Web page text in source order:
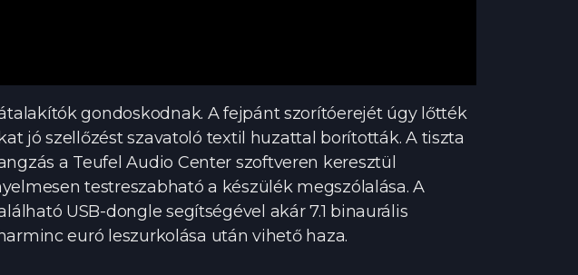
gondoskodnak. A fejpánt szorítóerejét úgy lőtték
jó szellőzést szavatoló textil huzattal borították. A tiszta
a Teufel Audio Center szoftveren keresztül
testreszabható a készülék megszólalása. A
USB-dongle segítségével akár 7.1 binaurális
euró leszurkolása után vihető haza.